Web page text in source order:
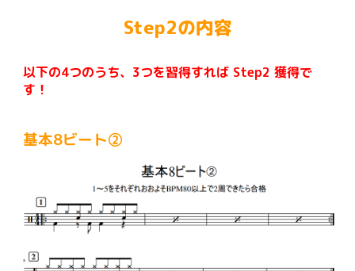
Step2の内容
以下の4つのうち、3つを習得すれば Step2 獲得で
す！
基本8ビート②